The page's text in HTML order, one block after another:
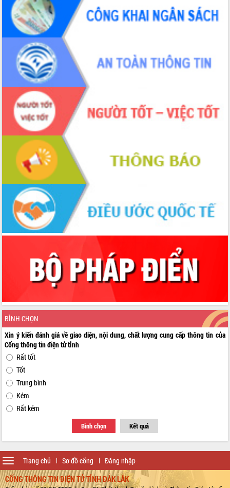
BÌNH CHỌN
Xin ý kiến đánh giá về giao diện, nội dung, chất lượng cung cấp thông tin của
Cổng thông tin điện tử tỉnh
Rất tốt
Tốt
Trung bình
Kém
Rất kém
Bình chọn Kết quả
Trang chủ Sơ đồ cổng Đăng nhập
Toggle
navigation
CỔNG THÔNG TIN ĐIỆN TỬ TỈNH ĐẮK LẮK